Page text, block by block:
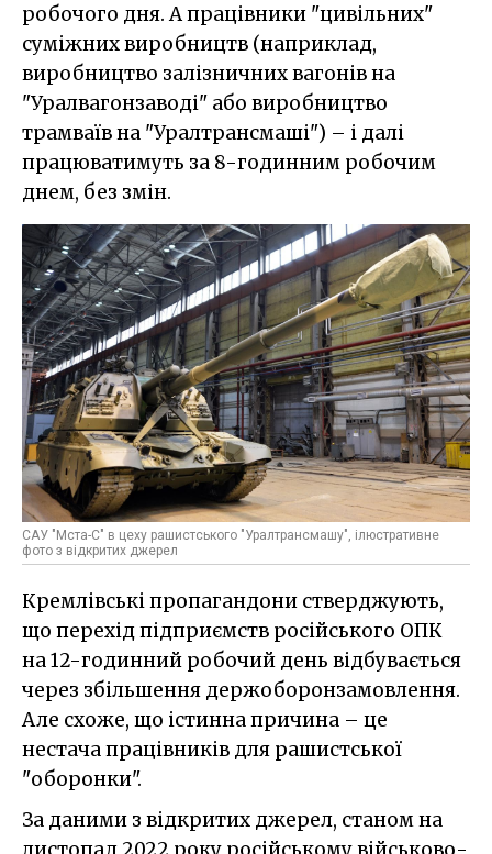
робочого дня. А працівники "цивільних"
суміжних виробництв (наприклад,
виробництво залізничних вагонів на
"Уралвагонзаводі" або виробництво
трамваїв на "Уралтрансмаші") – і далі
працюватимуть за 8-годинним робочим
днем, без змін.
САУ "Мста-С" в цеху рашистського "Уралтрансмашу", ілюстративне
фото з відкритих джерел
Кремлівські пропагандони стверджують,
що перехід підприємств російського ОПК
на 12-годинний робочий день відбувається
через збільшення держоборонзамовлення.
Але схоже, що істинна причина – це
нестача працівників для рашистської
"оборонки".
За даними з відкритих джерел, станом на